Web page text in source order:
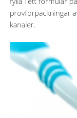
provförpackningar
kanaler.